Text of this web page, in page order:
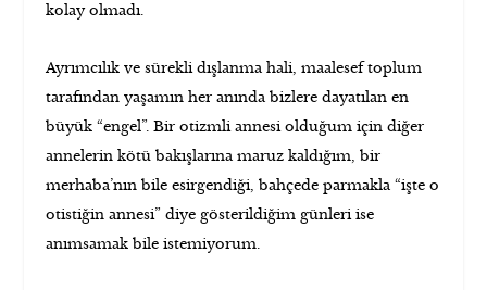
kolay olmadı.
Ayrımcılık ve sürekli dışlanma hali, maalesef toplum
tarafından yaşamın her anında bizlere dayatılan en
büyük “engel”. Bir otizmli annesi olduğum için diğer
annelerin kötü bakışlarına maruz kaldığım, bir
merhaba’nın bile esirgendiği, bahçede parmakla “işte o
otistiğin annesi” diye gösterildiğim günleri ise
anımsamak bile istemiyorum.